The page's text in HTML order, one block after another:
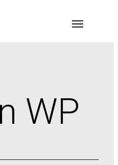
WP